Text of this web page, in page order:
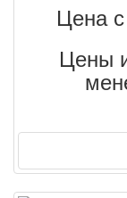
Цена
Цены